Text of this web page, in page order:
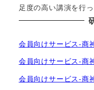
足度の高い講演を行
会員向けサービス-商
会員向けサービス-商
会員向けサービス-商